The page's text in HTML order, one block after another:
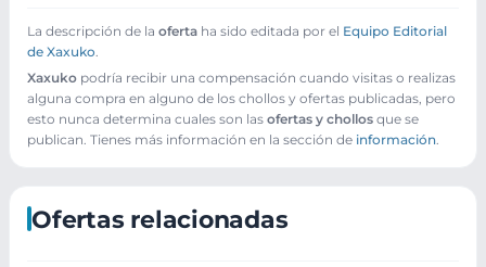
La descripción de la oferta ha sido editada por el Equipo Editorial
de Xaxuko
Xaxuko podría recibir una compensación cuando visitas o realizas
alguna compra en alguno de los chollos y ofertas publicadas, pero
esto nunca determina cuales son las ofertas y chollos que se
publican. Tienes más información en la sección de información
Ofertas relacionadas